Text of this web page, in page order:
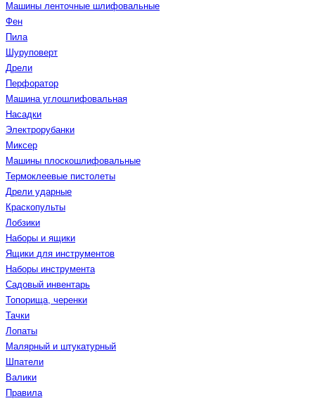
Машины ленточные шлифовальные
Фен
Пила
Шуруповерт
Дрели
Перфоратор
Машина углошлифовальная
Насадки
Электрорубанки
Миксер
Машины плоскошлифовальные
Термоклеевые пистолеты
Дрели ударные
Краскопульты
Лобзики
Наборы и ящики
Ящики для инструментов
Наборы инструмента
Садовый инвентарь
Топорища, черенки
Тачки
Лопаты
Малярный и штукатурный
Шпатели
Валики
Правила